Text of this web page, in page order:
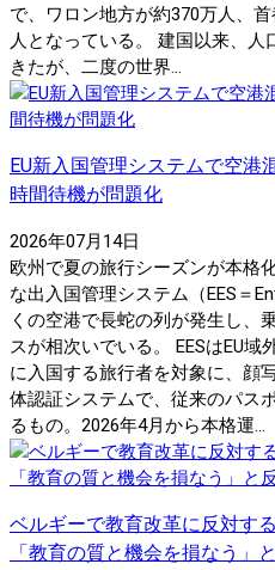
で、ワロン地方が約370万人、
人となっている。 建国以来、人
きたが、二度の世界...
EU新入国管理システムで空
時間待機が問題化
2026年07月14日
欧州で夏の旅行シーズンが本格
な出入国管理システム（EES＝
くの空港で長蛇の列が発生し、
スが相次いでいる。 EESはEU
に入国する旅行者を対象に、顔
体認証システムで、従来のパス
るもの。2026年4月から本格運...
ベルギーで教育改革に反対す
「教育の質と機会を損なう」